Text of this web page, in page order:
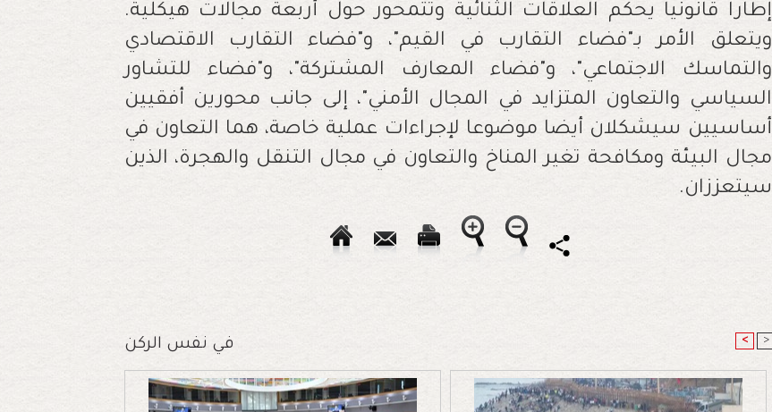
إطارا قانونيا يحكم العلاقات الثنائية وتتمحور حول أربعة مجالات هيكلية.
ويتعلق الأمر بـ"فضاء التقارب في القيم"، و"فضاء التقارب الاقتصادي
والتماسك الاجتماعي"، و"فضاء المعارف المشتركة"، و"فضاء للتشاور
السياسي والتعاون المتزايد في المجال الأمني"، إلى جانب محورين أفقيين
أساسيين سيشكلان أيضا موضوعا لإجراءات عملية خاصة، هما التعاون في
مجال البيئة ومكافحة تغير المناخ والتعاون في مجال التنقل والهجرة، الذين
سيتعززان.
في نفس الركن < >